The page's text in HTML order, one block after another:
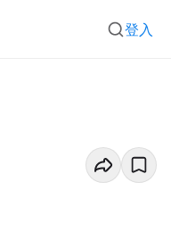
登入